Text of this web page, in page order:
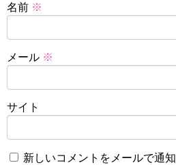
名前 ※
メール ※
サイト
新しいコメントをメールで通知